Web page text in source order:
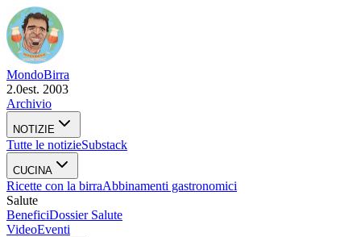
MondoBirra
2.0est. 2003
Archivio
NOTIZIE
Tutte le notizieSubstack
CUCINA
Ricette con la birraAbbinamenti gastronomici
Salute
BeneficiDossier Salute
VideoEventi